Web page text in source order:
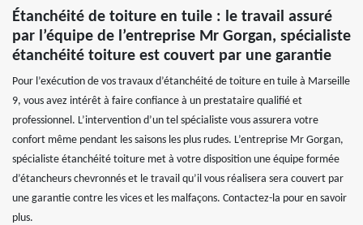
Étanchéité de toiture en tuile : le travail assuré
par l’équipe de l’entreprise Mr Gorgan, spécialiste
étanchéité toiture est couvert par une garantie
Pour l’exécution de vos travaux d’étanchéité de toiture en tuile à Marseille
9, vous avez intérêt à faire confiance à un prestataire qualifié et
professionnel. L’intervention d’un tel spécialiste vous assurera votre
confort même pendant les saisons les plus rudes. L’entreprise Mr Gorgan,
spécialiste étanchéité toiture met à votre disposition une équipe formée
d’étancheurs chevronnés et le travail qu’il vous réalisera sera couvert par
une garantie contre les vices et les malfaçons. Contactez-la pour en savoir
plus.